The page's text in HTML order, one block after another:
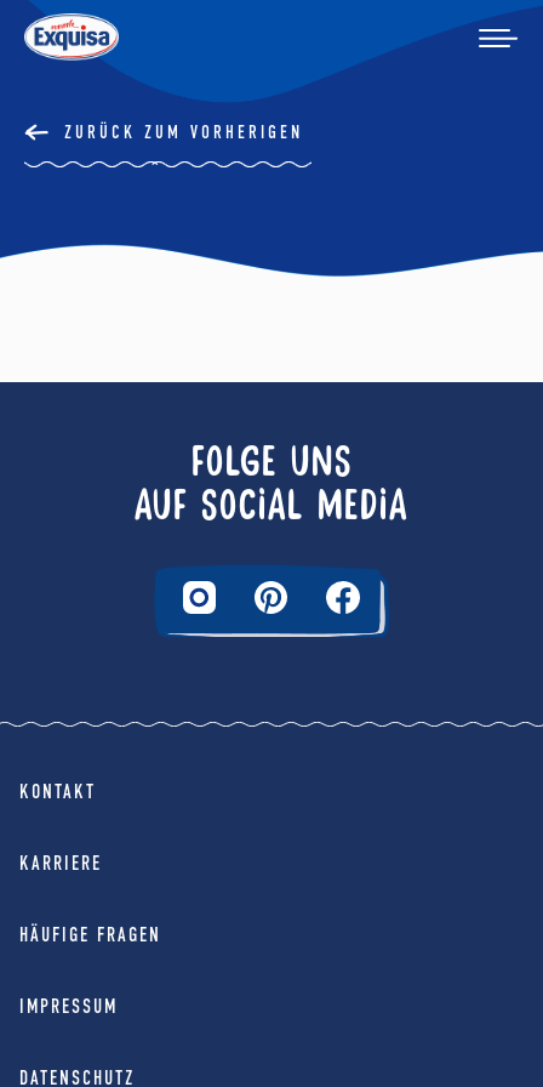
ZURÜCK ZUM VORHERIGEN
FOLGE UNS
AUF SOCIAL MEDIA
KONTAKT
KARRIERE
HÄUFIGE FRAGEN
IMPRESSUM
DATENSCHUTZ